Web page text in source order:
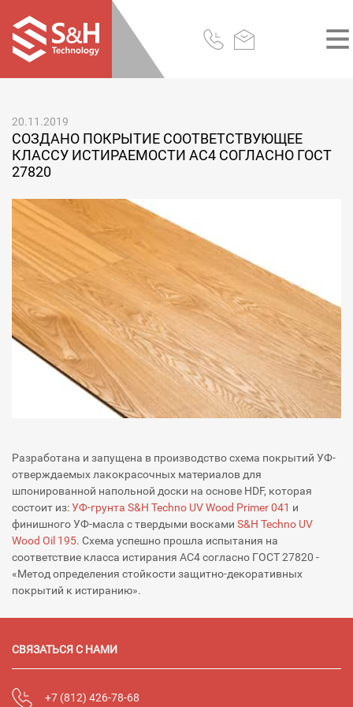
20.11.2019
СОЗДАНО ПОКРЫТИЕ СООТВЕТСТВУЮЩЕЕ
КЛАССУ ИСТИРАЕМОСТИ АС4 СОГЛАСНО ГОСТ
27820
Разработана и запущена в производство схема покрытий УФ-
отверждаемых лакокрасочных материалов для
шпонированной напольной доски на основе HDF, которая
состоит из:УФ-грунта S&H Techno UV Wood Primer 041 и
финишного УФ-масла с твердыми восками S&H Techno UV
Wood Oil 195. Схема успешно прошла испытания на
соответствие класса истирания АС4 согласно ГОСТ 27820 -
«Метод определения стойкости защитно-декоративных
покрытий к истиранию».
СВЯЗАТЬСЯ С НАМИ
+7 (812) 426-78-68